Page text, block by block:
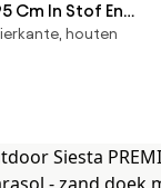
Cm In Stof En
Intens Olijfgroen -
houten